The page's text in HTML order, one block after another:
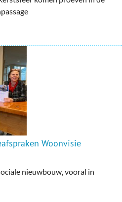
Woonvisie
nieuwbouw, vooral in